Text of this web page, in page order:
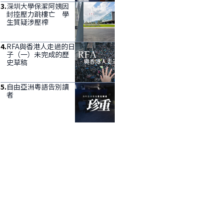
3.深圳大學保潔阿姨因
封控壓力跳樓亡 學
生質疑涉壓榨
4.RFA與香港人走過的日
子（一）未完成的歷
史草稿
5.自由亞洲粵語告別讀
者